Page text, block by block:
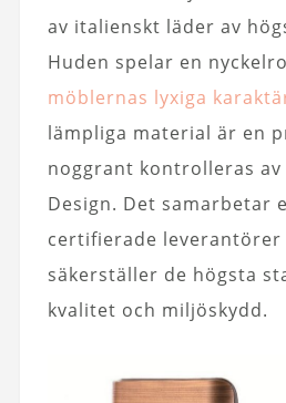
av italienskt läder av
Huden spelar en
möblernas lyxiga
lämpliga material är en
noggrant kontrolleras av
Design. Det samarbetar
certifierade leverantörer
säkerställer de högsta
kvalitet och miljöskydd.